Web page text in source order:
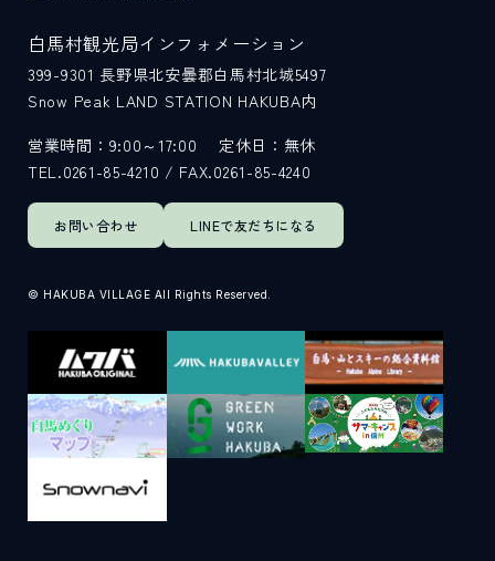
お問い合わせ LINEで友だちになる
白馬村観光局インフォメーション
399-9301 長野県北安曇郡白馬村北城5497
Snow Peak LAND STATION HAKUBA内
営業時間：9:00～17:00
定休日：無休
TEL.0261-85-4210 / FAX.0261-85-4240
© HAKUBA VILLAGE All Rights Reserved.